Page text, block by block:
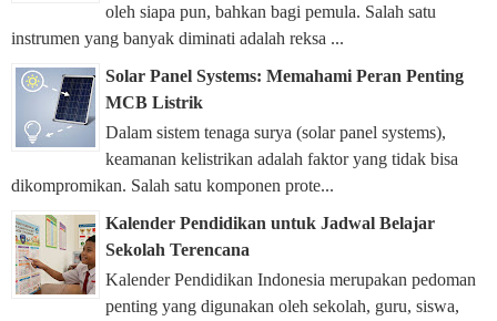
oleh siapa pun, bahkan bagi pemula. Salah satu
instrumen yang banyak diminati adalah reksa ...
Solar Panel Systems: Memahami Peran Penting
MCB Listrik
Dalam sistem tenaga surya (solar panel systems),
keamanan kelistrikan adalah faktor yang tidak bisa
dikompromikan. Salah satu komponen prote...
Kalender Pendidikan untuk Jadwal Belajar
Sekolah Terencana
Kalender Pendidikan Indonesia merupakan pedoman
penting yang digunakan oleh sekolah, guru, siswa,